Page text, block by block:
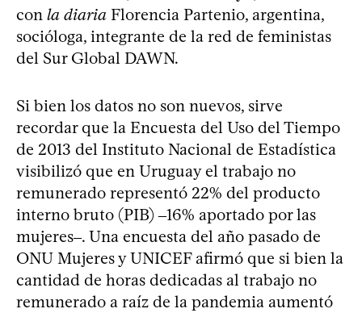
con la diaria Florencia Partenio, argentina,
socióloga, integrante de la red de feministas
del Sur Global DAWN.
Si bien los datos no son nuevos, sirve
recordar que la Encuesta del Uso del Tiempo
de 2013 del Instituto Nacional de Estadística
visibilizó que en Uruguay el trabajo no
remunerado representó 22% del producto
interno bruto (PIB) ‒16% aportado por las
mujeres‒. Una encuesta del año pasado de
ONU Mujeres y UNICEF afirmó que si bien la
cantidad de horas dedicadas al trabajo no
remunerado a raíz de la pandemia aumentó